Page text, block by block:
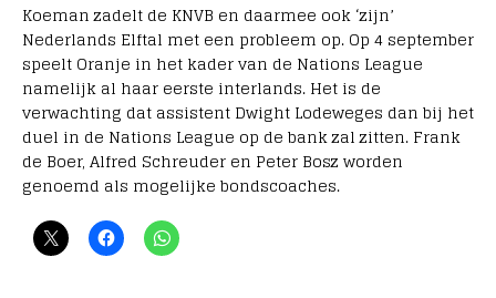
Koeman zadelt de KNVB en daarmee ook ‘zijn’
Nederlands Elftal met een probleem op. Op 4 september
speelt Oranje in het kader van de Nations League
namelijk al haar eerste interlands. Het is de
verwachting dat assistent Dwight Lodeweges dan bij het
duel in de Nations League op de bank zal zitten. Frank
de Boer, Alfred Schreuder en Peter Bosz worden
genoemd als mogelijke bondscoaches.